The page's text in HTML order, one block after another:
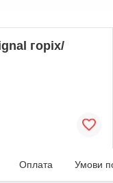
горіх/
Оплата Умови